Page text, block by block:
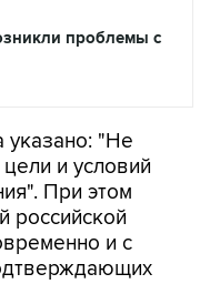
проблемы с
указано: "Не
и условий
При этом
российской
и с